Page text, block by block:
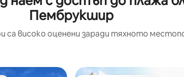
Пембрукшир
са високо оценени заради тяхното